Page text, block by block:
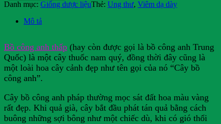
Danh mục: Giống dược liệuThẻ: Ung thư, Viêm dạ dày
Mô tả
Bồ công anh thấp (hay còn được gọi là bồ công anh Trung
Quốc) là một cây thuốc nam quý, đồng thời đây cũng là
một loài hoa cây cảnh đẹp như tên gọi của nó “Cây bồ
công anh”.
Cây bồ công anh pháp thường mọc sát đất hoa màu vàng
rất đẹp. Khi quả già, cây bắt đầu phát tán quả bằng cách
buông những sợi bông như một chiếc dù, khi có gió thổi